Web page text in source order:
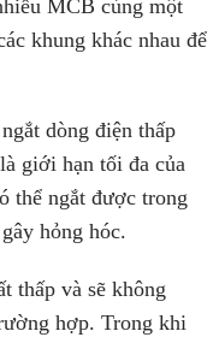
MCB cùng một
khung khác nhau để
dòng điện thấp
giới hạn tối đa của
thể ngắt được trong
hỏng hóc.
thấp và sẽ không
hợp. Trong khi